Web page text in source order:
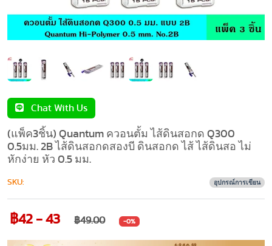
Chat With Us
(แพ็ค3ชิ้น) Quantum ควอนตั้ม ไส้ดินสอกด Q300
0.5มม. 2B ไส้ดินสอกดสองบี ดินสอกด ไส้ ไส้ดินสอ ไม่
หักง่าย หัว 0.5 มม.
SKU: อุปกรณ์การเขียน
฿42 - 43 ฿49.00 -0%